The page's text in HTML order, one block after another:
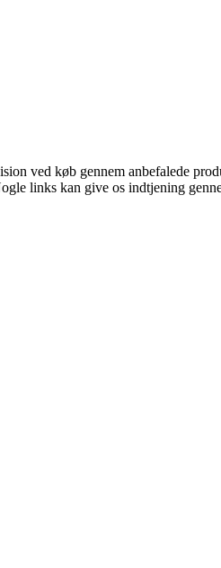
ved køb gennem anbefalede
links kan give os indtjening